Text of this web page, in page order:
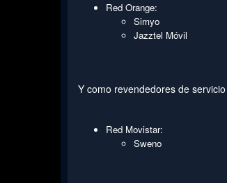
Red Orange:
Simyo
Jazztel Móvil
Y como revendedores de
Red Movistar:
Sweno